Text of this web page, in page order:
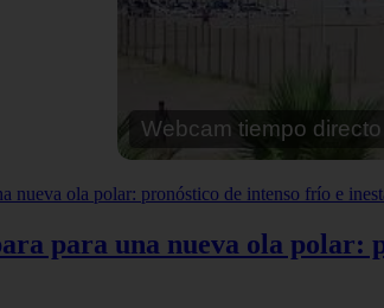
Webcam calpe playa
para una nueva ola